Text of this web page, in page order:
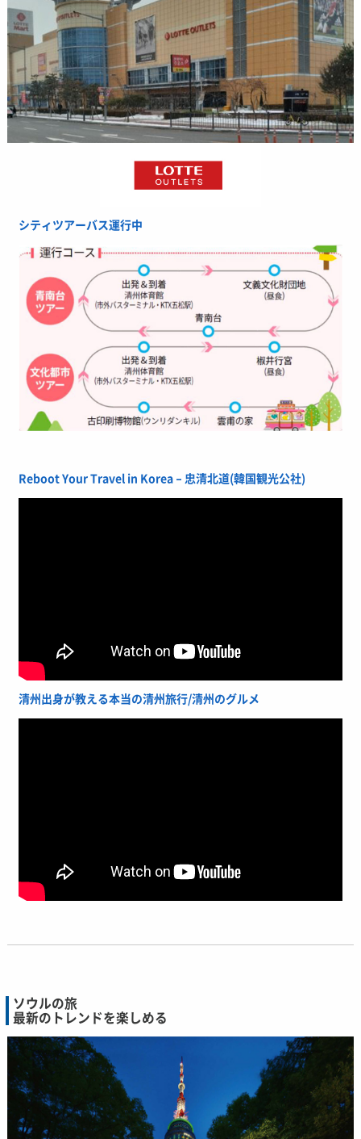
シティツアーバス運行中
Reboot Your Travel in Korea – 忠清北道(韓国観光公社)
清州出身が教える本当の清州旅行/清州のグルメ
ソウルの旅
最新のトレンドを楽しめる